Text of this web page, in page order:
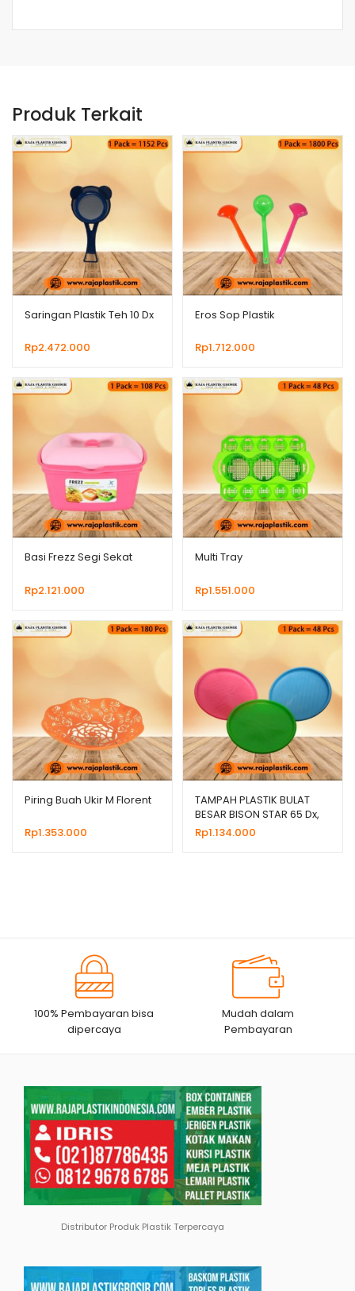
Produk Terkait
Saringan Plastik Teh 10 Dx
Rp2.472.000
Eros Sop Plastik
Rp1.712.000
Basi Frezz Segi Sekat
Rp2.121.000
Multi Tray
Rp1.551.000
Piring Buah Ukir M Florent
Rp1.353.000
TAMPAH PLASTIK BULAT
BESAR BISON STAR 65 Dx,
HARGA MURAH
Rp1.134.000
100% Pembayaran bisa
dipercaya
Mudah dalam
Pembayaran
Distributor Produk Plastik Terpercaya